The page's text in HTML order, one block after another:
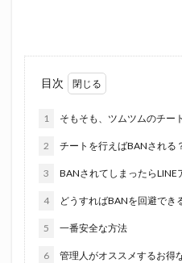
目次
1 そもそも、ツムツムのチー
2 チートを行えばBANされる
3 BANされてしまったらLINE
4 どうすればBANを回避でき
5 一番安全な方法
6 管理人がオススメするお得